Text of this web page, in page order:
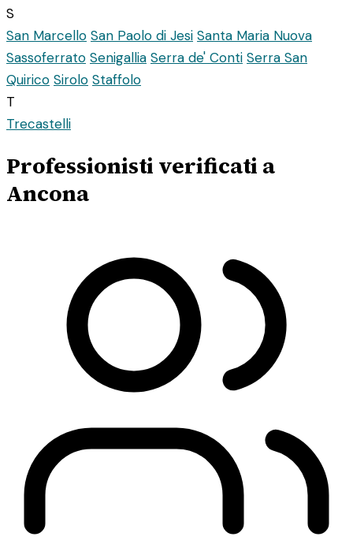
S
San Marcello San Paolo di Jesi Santa Maria Nuova
Sassoferrato Senigallia Serra de' Conti Serra San
Quirico Sirolo Staffolo
T
Trecastelli
Professionisti verificati a
Ancona